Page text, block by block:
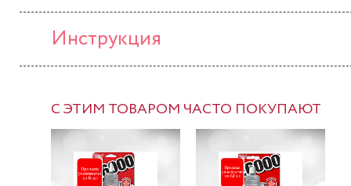
Инструкция
С ЭТИМ ТОВАРОМ ЧАСТО ПОКУПАЮТ